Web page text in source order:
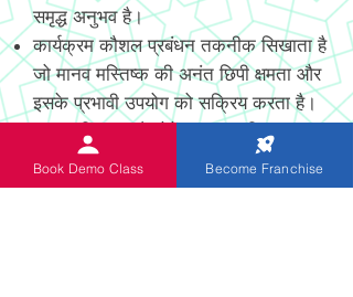
समृद्ध अनुभव है।
कार्यक्रम कौशल प्रबंधन तकनीक सिखाता है
जो मानव मस्तिष्क की अनंत छिपी क्षमता और
इसके प्रभावी उपयोग को सक्रिय करता है।
नया आविष्कार और पेटेंट, अत्याधुनिक
डिजिटल और गैर-डिजिटल अबेकस छात्रों को
उच्च गति और सटीकता के साथ मानसिक
Book Demo Class Become Franchise